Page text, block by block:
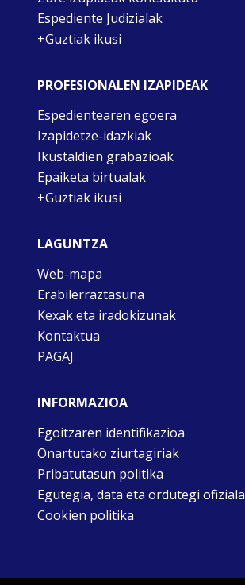
Espediente Judizialak
+Guztiak ikusi
PROFESIONALEN IZAPIDEAK
Espedientearen egoera
Izapidetze-idazkiak
Ikustaldien grabazioak
Epaiketa birtualak
+Guztiak ikusi
LAGUNTZA
Web-mapa
Erabilerraztasuna
Kexak eta iradokizunak
Kontaktua
PAGAJ
INFORMAZIOA
Egoitzaren identifikazioa
Onartutako ziurtagiriak
Pribatutasun politika
Egutegia, data eta ordutegi ofiziala
Cookien politika